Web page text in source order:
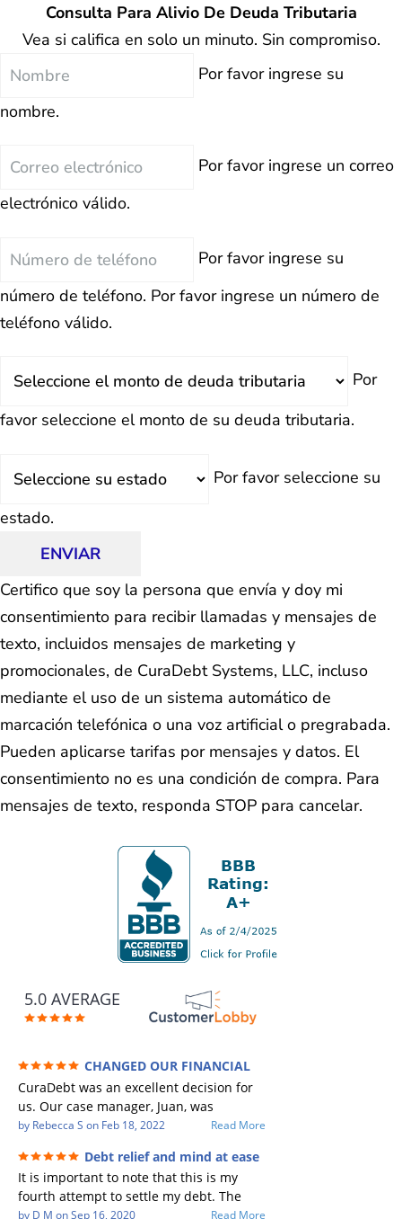
Consulta Para Alivio De Deuda Tributaria
Vea si califica en solo un minuto. Sin compromiso.
Nombre
Por favor ingrese su
nombre.
Correo
Por favor ingrese un correo
electrónico válido.
Teléfono
Por favor ingrese su
número de teléfono. Por favor ingrese un número de
teléfono válido.
Por
favor seleccione el monto de su deuda tributaria.
Por favor seleccione su
estado.
ENVIAR
Certifico que soy la persona que envía y doy mi
consentimiento para recibir llamadas y mensajes de
texto, incluidos mensajes de marketing y
promocionales, de CuraDebt Systems, LLC, incluso
mediante el uso de un sistema automático de
marcación telefónica o una voz artificial o pregrabada.
Pueden aplicarse tarifas por mensajes y datos. El
consentimiento no es una condición de compra. Para
mensajes de texto, responda STOP para cancelar.
5.0 AVERAGE
CHANGED OUR FINANCIAL
FUTURE (credit 200 Points / 90 K in debt
GONE)
CuraDebt was an excellent decision for
us. Our case manager, Juan, was
incredible to work with. He and Julio
Every communication was quickly
responded to and all of our questions
were answered. We were able to clear
by Rebecca S on Feb 18, 2022 Read More
Debt relief and mind at ease
It is important to note that this is my
fourth attempt to settle my debt. The
first debt settlement company gave me
by D M onSep 16, 2020 Read More